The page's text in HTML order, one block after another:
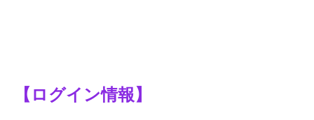
【ログイン情報】